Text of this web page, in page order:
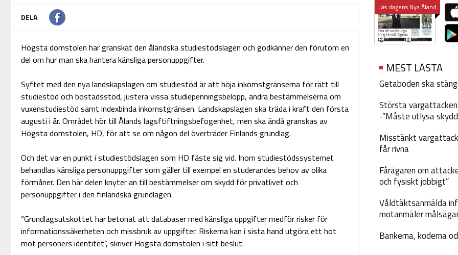
DELA
Högsta domstolen har granskat den åländska studiestödslagen och godkänner den förutom en
del om hur man ska hantera känsliga personuppgifter.
Syftet med den nya landskapslagen om studiestöd är att höja inkomstgränserna för rätt till
studiestöd och bostadsstöd, justera vissa studiepenningsbelopp, ändra bestämmelserna om
vuxenstudiestöd samt indexbinda inkomstgränsen. Landskapslagen ska träda i kraft den första
augusti i år. Området hör till Ålands lagsftiftningsbefogenhet, men ska ändå granskas av
Högsta domstolen, HD, för att se om någon del överträder Finlands grundlag.
Och det var en punkt i studiestödslagen som HD fäste sig vid. Inom studiestödssystemet
behandlas känsliga personuppgifter som gäller till exempel en studerandes behov av olika
förmåner. Den här delen knyter an till bestämmelser om skydd för privatlivet och
personuppgifter i den finländska grundlagen.
”Grundlagsutskottet har betonat att databaser med känsliga uppgifter medför risker för
informationssäkerheten och missbruk av uppgifter. Riskerna kan i sista hand utgöra ett hot
mot personers identitet”, skriver Högsta domstolen i sitt beslut.
Läs dagens Nya Åland
MEST LÄSTA
Getaboden ska
Största
-”Måste utlysa
Misstänkt
får rivna
Fårägaren om
och fysiskt jobbigt”
Våldtäktsanmälda
motanmäler
Bankerna, koderna